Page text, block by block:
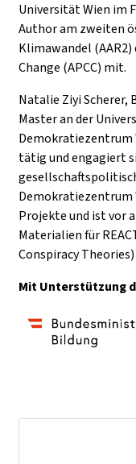
Universität Wien im
Author am zweiten
Klimawandel
Change (APCC) mit.
Natalie Ziyi
Master an der
Demokratiezentrum
tätig und engagiert
Demokratiezentrum
Projekte und ist vor
Materialien für
Conspiracy
Mit Unterstützung